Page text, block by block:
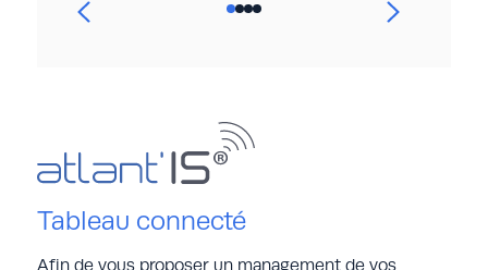
Tableau connecté
Afin de vous proposer un management de vos